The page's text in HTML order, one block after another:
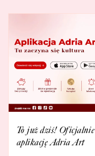
To już dziś!
aplikację Adria Art